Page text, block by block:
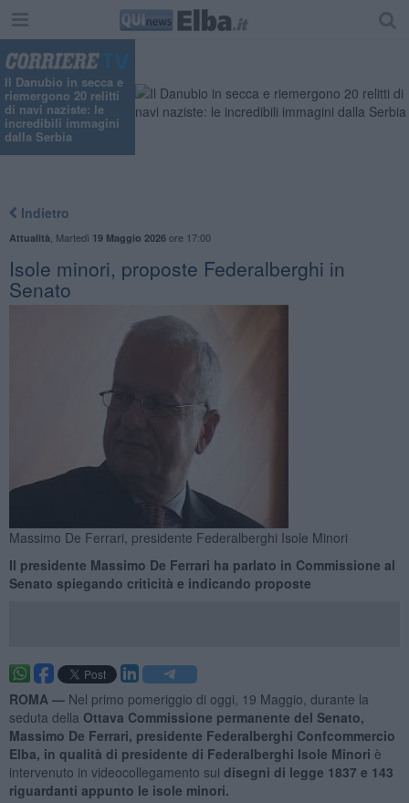
Il Danubio in secca e
riemergono 20 relitti
di navi naziste: le
incredibili immagini
dalla Serbia
Indietro
Attualità Martedì 19 Maggio 2026ore 17:00
Isole minori, proposte Federalberghi in
Senato
Massimo De Ferrari, presidente Federalberghi Isole Minori
Il presidente Massimo De Ferrari ha parlato in Commissione al
Senato spiegando criticità e indicando proposte
ROMA — Nel primo pomeriggio di oggi, 19 Maggio, durante la
seduta della Ottava Commissione permanente del Senato,
Massimo De Ferrari, presidente Federalberghi Confcommercio
Elba, in qualità di presidente di Federalberghi Isole Minori è
intervenuto in videocollegamento sui disegni di legge 1837 e 143
riguardanti appunto le isole minori.